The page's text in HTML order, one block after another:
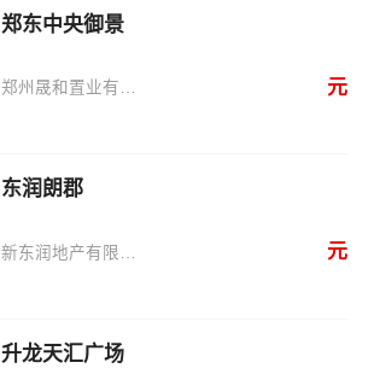
郑东中央御景
郑州晟和置业有限公司 元
东润朗郡
元
升龙天汇广场